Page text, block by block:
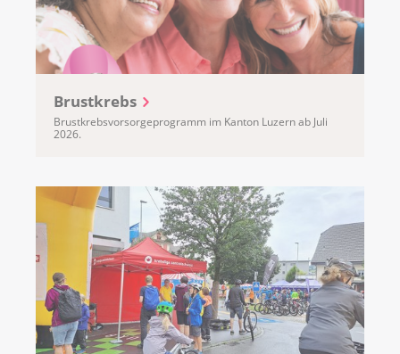
Brustkrebs
Brustkrebsvorsorgeprogramm im Kanton Luzern ab Juli
2026.